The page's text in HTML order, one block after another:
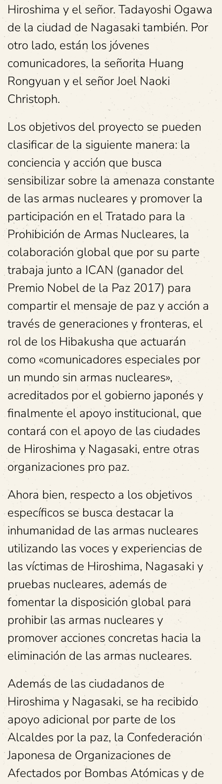
Hiroshima y el señor. Tadayoshi Ogawa
de la ciudad de Nagasaki también. Por
otro lado, están los jóvenes
comunicadores, la señorita Huang
Rongyuan y el señor Joel Naoki
Christoph.
Los objetivos del proyecto se pueden
clasificar de la siguiente manera: la
conciencia y acción que busca
sensibilizar sobre la amenaza constante
de las armas nucleares y promover la
participación en el Tratado para la
Prohibición de Armas Nucleares, la
colaboración global que por su parte
trabaja junto a ICAN (ganador del
Premio Nobel de la Paz 2017) para
compartir el mensaje de paz y acción a
través de generaciones y fronteras, el
rol de los Hibakusha que actuarán
como «comunicadores especiales por
un mundo sin armas nucleares»,
acreditados por el gobierno japonés y
finalmente el apoyo institucional, que
contará con el apoyo de las ciudades
de Hiroshima y Nagasaki, entre otras
organizaciones pro paz.
Ahora bien, respecto a los objetivos
específicos se busca destacar la
inhumanidad de las armas nucleares
utilizando las voces y experiencias de
las víctimas de Hiroshima, Nagasaki y
pruebas nucleares, además de
fomentar la disposición global para
prohibir las armas nucleares y
promover acciones concretas hacia la
eliminación de las armas nucleares.
Además de las ciudadanos de
Hiroshima y Nagasaki, se ha recibido
apoyo adicional por parte de los
Alcaldes por la paz, la Confederación
Japonesa de Organizaciones de
Afectados por Bombas Atómicas y de